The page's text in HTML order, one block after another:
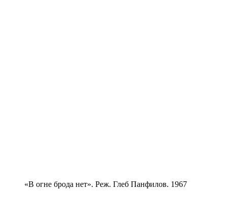
«В огне брода нет». Реж. Глеб Панфилов. 1967